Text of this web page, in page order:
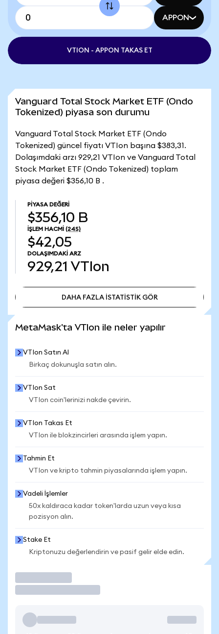
APPON
VTION - APPON TAKAS ET
Vanguard Total Stock Market ETF (Ondo
Tokenized) piyasa son durumu
Vanguard Total Stock Market ETF (Ondo
Tokenized) güncel fiyatı VTIon başına $383,31.
Dolaşımdaki arzı 929,21 VTIon ve Vanguard Total
Stock Market ETF (Ondo Tokenized) toplam
piyasa değeri $356,10 B .
PIYASA DEĞERI
$356,10 B
İŞLEM HACMI (24S)
$42,05
DOLAŞIMDAKI ARZ
929,21 VTIon
DAHA FAZLA İSTATİSTİK GÖR
MetaMask'ta VTIon ile neler yapılır
VTIon Satın Al
Birkaç dokunuşla satın alın.
VTIon Sat
VTIon coin'lerinizi nakde çevirin.
VTIon Takas Et
VTIon ile blokzincirleri arasında işlem yapın.
Tahmin Et
VTIon ve kripto tahmin piyasalarında işlem yapın.
Vadeli İşlemler
50x kaldıraca kadar token'larda uzun veya kısa
pozisyon alın.
Stake Et
Kriptonuzu değerlendirin ve pasif gelir elde edin.